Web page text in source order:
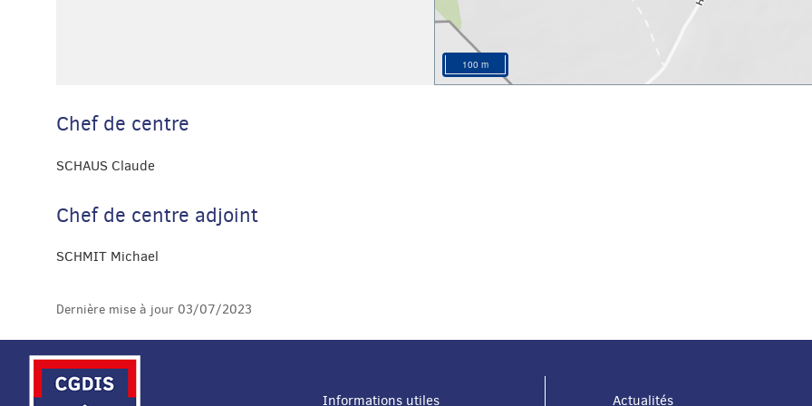
100 m
Chef de centre
SCHAUS Claude
Chef de centre adjoint
SCHMIT Michael
Dernière mise à jour 03/07/2023
Informations utiles Actualités